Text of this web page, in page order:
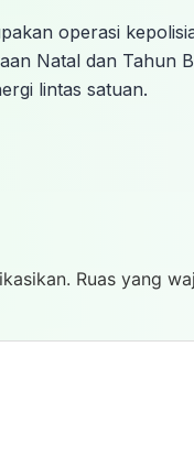
operasi
Natal dan Tahun
lintas satuan.
Ruas yang